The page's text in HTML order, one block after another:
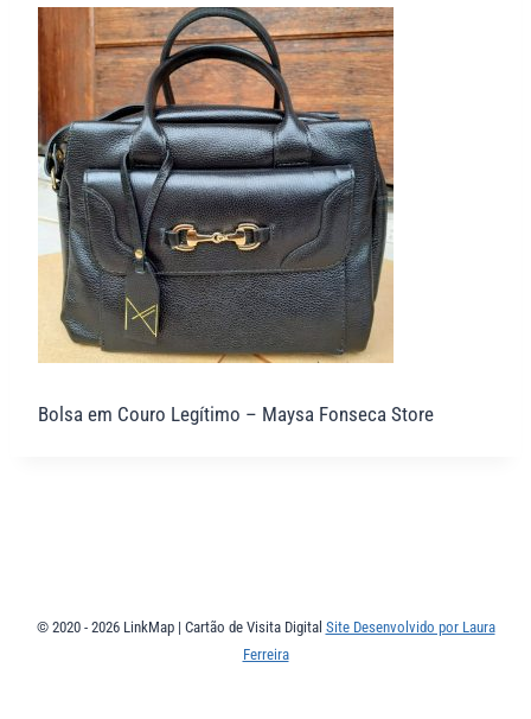
Bolsa em Couro Legítimo – Maysa Fonseca Store
© 2020 - 2026 LinkMap | Cartão de Visita Digital Site Desenvolvido por Laura
Ferreira